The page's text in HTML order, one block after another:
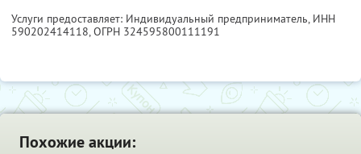
Услуги предоставляет: Индивидуальный предприниматель, ИНН
590202414118, ОГРН 324595800111191
Похожие акции: